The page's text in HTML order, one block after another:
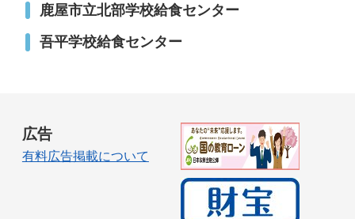
鹿屋市立北部学校給食センター
吾平学校給食センター
広告
有料広告掲載について